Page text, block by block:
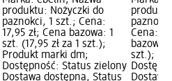
produktu: Nożyczki do
paznokci, 1 szt.; Cena:
17,95 zł; Cena bazowa: 1
szt. (17,95 zł za 1 szt.);
Produkt marki dm;
Dostępność: Status zielony
Dostawa dostępna, Status
Cena:
bazowa:
szt.);